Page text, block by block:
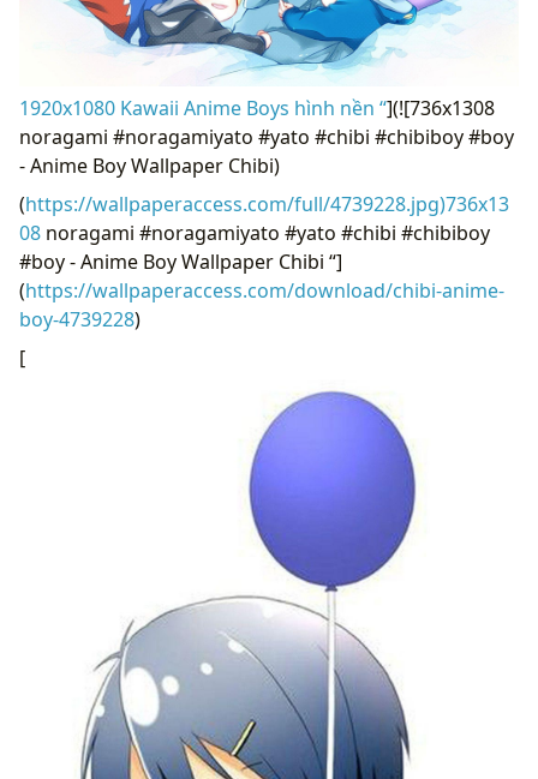
1920x1080 Kawaii Anime Boys hình nền “](![736x1308
noragami #noragamiyato #yato #chibi #chibiboy #boy
- Anime Boy Wallpaper Chibi)
(https://wallpaperaccess.com/full/4739228.jpg)736x13
08 noragami #noragamiyato #yato #chibi #chibiboy
#boy - Anime Boy Wallpaper Chibi “]
(https://wallpaperaccess.com/download/chibi-anime-
boy-4739228)
[